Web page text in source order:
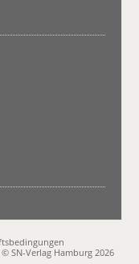
© SN-Verlag Hamburg 2026